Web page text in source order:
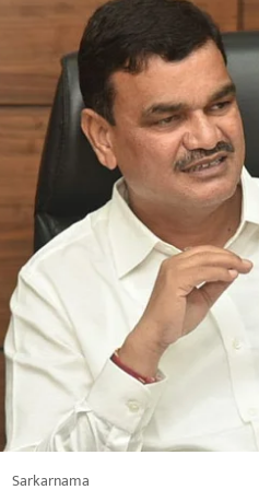
Sarkarnama